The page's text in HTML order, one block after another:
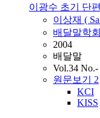
이광수 초기 단
이상재 (
배달말학회
2004
배달말
Vol.34 No.-
원문보기 2
KCI
KISS